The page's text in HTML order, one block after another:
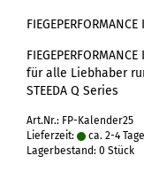
für alle Liebhaber
STEEDA Q Series
Art.Nr.: FP-Kalender25
Lieferzeit:
ca. 2-4 Tage
Lagerbestand: 0 Stück